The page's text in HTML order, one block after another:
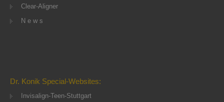
Clear-Aligner
N e w s
Dr. Konik Special-Websites:
Invisalign-Teen-Stuttgart